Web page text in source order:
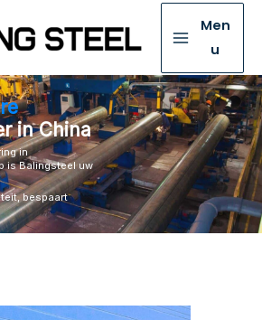
Men
u
in China
in
is Balingsteel uw
bespaart